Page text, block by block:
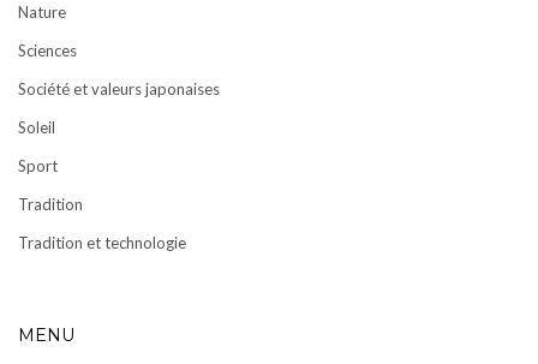
Nature
Sciences
Société et valeurs japonaises
Soleil
Sport
Tradition
Tradition et technologie
MENU